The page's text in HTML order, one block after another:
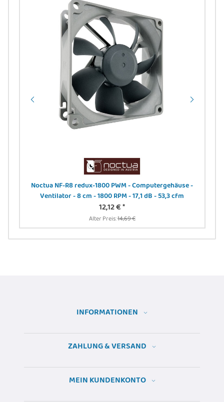
Noctua NF-R8 redux-1800 PWM - Computergehäuse -
Ventilator - 8 cm - 1800 RPM - 17,1 dB - 53,3 cfm
12,12 €*
Alter Preis:14,69 €
INFORMATIONEN
ZAHLUNG & VERSAND
MEIN KUNDENKONTO